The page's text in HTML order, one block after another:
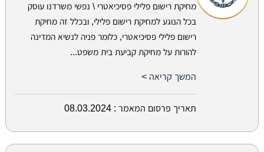
מחיקת רישום פלילי פסיכיאטרי \ נפשי משרדנו עוסק
בכל הנוגע למחיקת רישום פלילי, ובכלל זה מחיקת
רישום פלילי פסיכיאטרי, כלומר פניה לנשיא המדינה
להורות על מחיקת קביעת בית משפט...
המשך קריאה >
תאריך פרסום המאמר : 08.03.2024